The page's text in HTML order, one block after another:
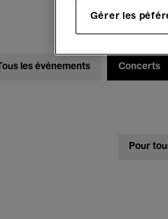
Tous les événements Concerts
Pour
Gérer les